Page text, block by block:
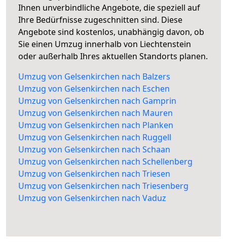
Ihnen unverbindliche Angebote, die speziell auf
Ihre Bedürfnisse zugeschnitten sind. Diese
Angebote sind kostenlos, unabhängig davon, ob
Sie einen Umzug innerhalb von Liechtenstein
oder außerhalb Ihres aktuellen Standorts planen.
Umzug von Gelsenkirchen nach Balzers
Umzug von Gelsenkirchen nach Eschen
Umzug von Gelsenkirchen nach Gamprin
Umzug von Gelsenkirchen nach Mauren
Umzug von Gelsenkirchen nach Planken
Umzug von Gelsenkirchen nach Ruggell
Umzug von Gelsenkirchen nach Schaan
Umzug von Gelsenkirchen nach Schellenberg
Umzug von Gelsenkirchen nach Triesen
Umzug von Gelsenkirchen nach Triesenberg
Umzug von Gelsenkirchen nach Vaduz